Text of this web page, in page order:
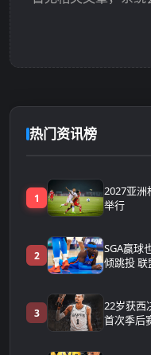
热门资讯榜
1
2027亚洲
举行
2
SGA赢球
倾跳投 联
3
22岁获西
首次季后